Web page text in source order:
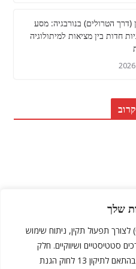
שלך
האתר משתמש בעוגיות (Cookies) לצורך תפעול תקין, ניתוח שימוש
סטטיסטיים ושיווקיים. חלק
מהעוגיות עשויות לכלול מידע אישי בהתאם לתיקון 13 לחוק הגנת
(דרך הטרולים) בנורבגיה: מסע
פניות חדות בין מציאות למיתולוגיה